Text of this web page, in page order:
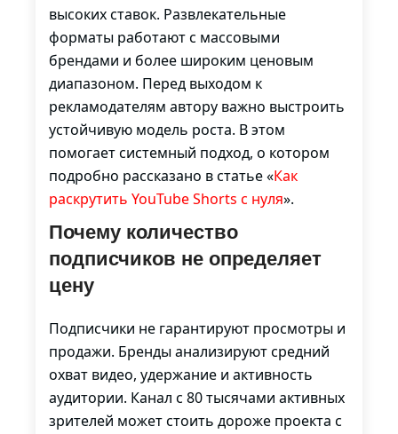
высоких ставок. Развлекательные
форматы работают с массовыми
брендами и более широким ценовым
диапазоном. Перед выходом к
рекламодателям автору важно выстроить
устойчивую модель роста. В этом
помогает системный подход, о котором
подробно рассказано в статье «Как
раскрутить YouTube Shorts с нуля».
Почему количество
подписчиков не определяет
цену
Подписчики не гарантируют просмотры и
продажи. Бренды анализируют средний
охват видео, удержание и активность
аудитории. Канал с 80 тысячами активных
зрителей может стоить дороже проекта с